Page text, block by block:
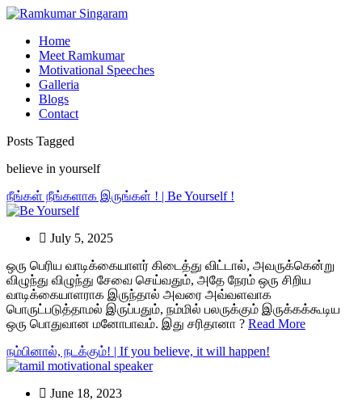
Home
Meet Ramkumar
Motivational Speeches
Galleria
Blogs
Contact
Posts Tagged
believe in yourself
நீங்கள் நீங்களாக இருங்கள் ! | Be Yourself !
July 5, 2025
ஒரு பெரிய வாடிக்கையாளர் கிடைத்து விட்டால், அவருக்கென்று
விழுந்து விழுந்து சேவை செய்வதும், அதே நேரம் ஒரு சிறிய
வாடிக்கையாளராக இருந்தால் அவரை அவ்வளவாக
பொருட்படுத்தாமல் இருப்பதும், நம்மில் பலருக்கும் இருக்கக்கூடிய
ஒரு பொதுவான மனோபாவம். இது சரிதானா ? Read More
நம்பினால், நடக்கும்! | If you believe, it will happen!
June 18, 2023